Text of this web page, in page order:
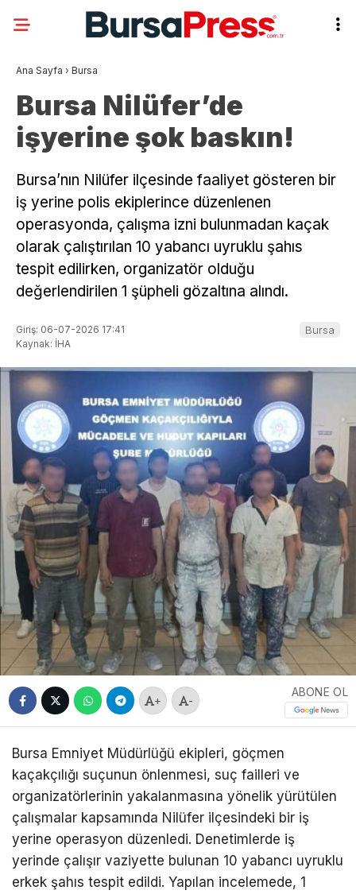
Ana Sayfa › Bursa
Bursa Nilüfer’de
işyerine şok baskın!
Bursa’nın Nilüfer ilçesinde faaliyet gösteren bir
iş yerine polis ekiplerince düzenlenen
operasyonda, çalışma izni bulunmadan kaçak
olarak çalıştırılan 10 yabancı uyruklu şahıs
tespit edilirken, organizatör olduğu
değerlendirilen 1 şüpheli gözaltına alındı.
Giriş: 06-07-2026 17:41
Kaynak: İHA
Bursa
+ -
ABONE OL
Bursa Emniyet Müdürlüğü ekipleri, göçmen
kaçakçılığı suçunun önlenmesi, suç failleri ve
organizatörlerinin yakalanmasına yönelik yürütülen
çalışmalar kapsamında Nilüfer ilçesindeki bir iş
yerine operasyon düzenledi. Denetimlerde iş
yerinde çalışır vaziyette bulunan 10 yabancı uyruklu
erkek şahıs tespit edildi. Yapılan incelemede, 1